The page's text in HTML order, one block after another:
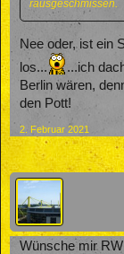
rausgeschmissen.
Nee oder, ist ein
los...
...ich
Berlin wären,
den Pott!
2. Februar 2021
Wünsche mir